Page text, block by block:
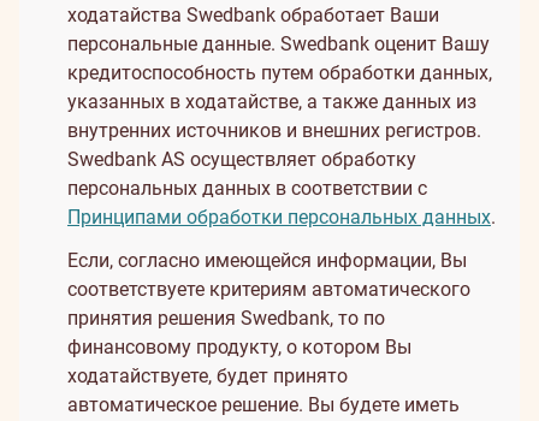
ходатайства Swedbank обработает Ваши
персональные данные. Swedbank оценит Вашу
кредитоспособность путем обработки данных,
указанных в ходатайстве, а также данных из
внутренних источников и внешних регистров.
Swedbank AS осуществляет обработку
персональных данных в соответствии с
Принципами обработки персональных данных.
Если, согласно имеющейся информации, Вы
соответствуете критериям автоматического
принятия решения Swedbank, то по
финансовому продукту, о котором Вы
ходатайствуете, будет принято
автоматическое решение. Вы будете иметь